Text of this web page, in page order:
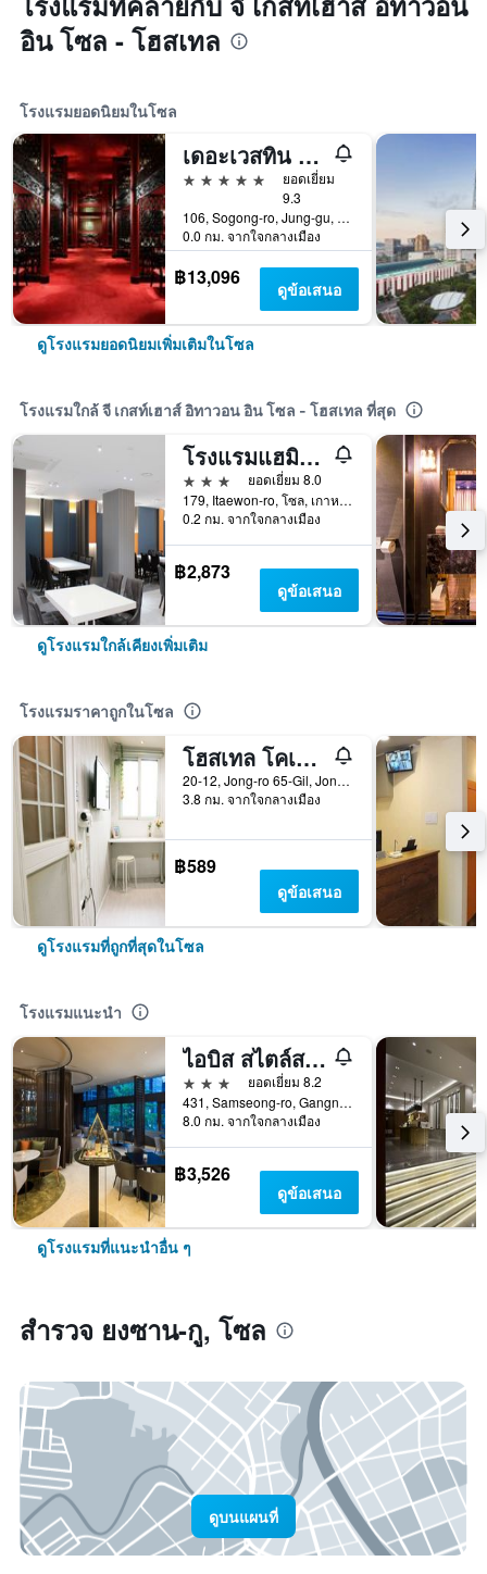
อิน โซล - โฮสเทล
โรงแรมยอดนิยมในโซล
เดอะเวสทิน โจซุน โซล
5 ดาว
ยอดเยี่ยม
9.3
106, Sogong-ro, Jung-gu, โซล, เกาหลีใต้
0.0 กม. จากใจกลางเมือง
฿13,096 ดูข้อเสนอ
ดูโรงแรมยอดนิยมเพิ่มเติมในโซล
โรงแรมใกล้ จี เกสท์เฮาส์ อิทาวอน อิน โซล - โฮสเทล ที่สุด
โรงแรมแฮมิลตัน
3 ดาว
ยอดเยี่ยม 8.0
179, Itaewon-ro, โซล, เกาหลีใต้
0.2 กม. จากใจกลางเมือง
฿2,873
ดูข้อเสนอ
ดูโรงแรมใกล้เคียงเพิ่มเติม
โรงแรมราคาถูกในโซล
โฮสเทล โคเรีย ออริจินัล
20-12, Jong-ro 65-Gil, Jongno-gu, โซล, เกาหลีใต้
3.8 กม. จากใจกลางเมือง
฿589
ดูข้อเสนอ
ดูโรงแรมที่ถูกที่สุดในโซล
โรงแรมแนะนำ
ไอบิส สไตล์ส แอมบาสเดอร์ โซล กังนัม
3 ดาว
ยอดเยี่ยม 8.2
431, Samseong-ro, Gangnam-gu, โซล, เกาหลีใต้
8.0 กม. จากใจกลางเมือง
฿3,526
ดูข้อเสนอ
ดูโรงแรมที่แนะนำอื่น ๆ
สำรวจ ยงซาน-กู, โซล
ดูบนแผนที่